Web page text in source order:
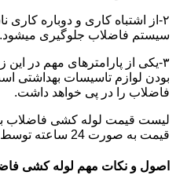
۲-از اشتباه کاری و دوباره
سیستم فاضلاب جلوگیری میشود.
۳-یکی از پارامترهای مهم در این
بودن لوازم تاسیسات
فاضلاب را در پی خواهد داشت.
لیست قیمت لوله کشی فاضلاب با
قیمت به صورت 24 ساعته توسط متخصصین
اصول و نکات مهم لوله کشی